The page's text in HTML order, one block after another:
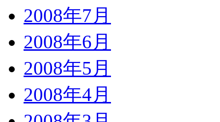
2008年7月
2008年6月
2008年5月
2008年4月